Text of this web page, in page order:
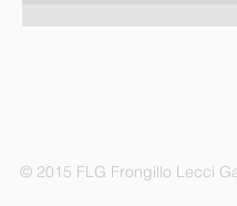
© 2015 FLG Frongillo Lecci